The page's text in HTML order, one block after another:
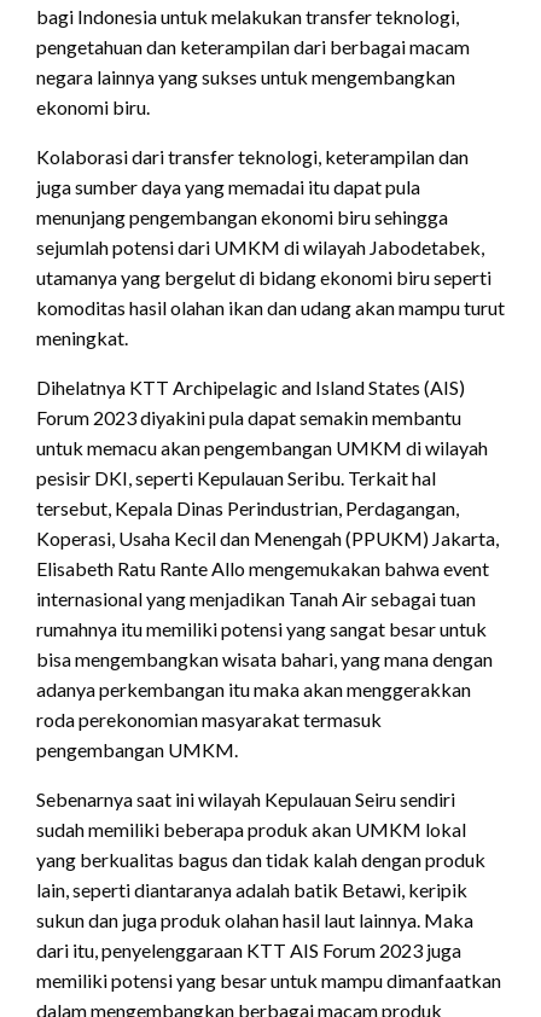
bagi Indonesia untuk melakukan transfer teknologi,
pengetahuan dan keterampilan dari berbagai macam
negara lainnya yang sukses untuk mengembangkan
ekonomi biru.
Kolaborasi dari transfer teknologi, keterampilan dan
juga sumber daya yang memadai itu dapat pula
menunjang pengembangan ekonomi biru sehingga
sejumlah potensi dari UMKM di wilayah Jabodetabek,
utamanya yang bergelut di bidang ekonomi biru seperti
komoditas hasil olahan ikan dan udang akan mampu turut
meningkat.
Dihelatnya KTT Archipelagic and Island States (AIS)
Forum 2023 diyakini pula dapat semakin membantu
untuk memacu akan pengembangan UMKM di wilayah
pesisir DKI, seperti Kepulauan Seribu. Terkait hal
tersebut, Kepala Dinas Perindustrian, Perdagangan,
Koperasi, Usaha Kecil dan Menengah (PPUKM) Jakarta,
Elisabeth Ratu Rante Allo mengemukakan bahwa event
internasional yang menjadikan Tanah Air sebagai tuan
rumahnya itu memiliki potensi yang sangat besar untuk
bisa mengembangkan wisata bahari, yang mana dengan
adanya perkembangan itu maka akan menggerakkan
roda perekonomian masyarakat termasuk
pengembangan UMKM.
Sebenarnya saat ini wilayah Kepulauan Seiru sendiri
sudah memiliki beberapa produk akan UMKM lokal
yang berkualitas bagus dan tidak kalah dengan produk
lain, seperti diantaranya adalah batik Betawi, keripik
sukun dan juga produk olahan hasil laut lainnya. Maka
dari itu, penyelenggaraan KTT AIS Forum 2023 juga
memiliki potensi yang besar untuk mampu dimanfaatkan
dalam mengembangkan berbagai macam produk